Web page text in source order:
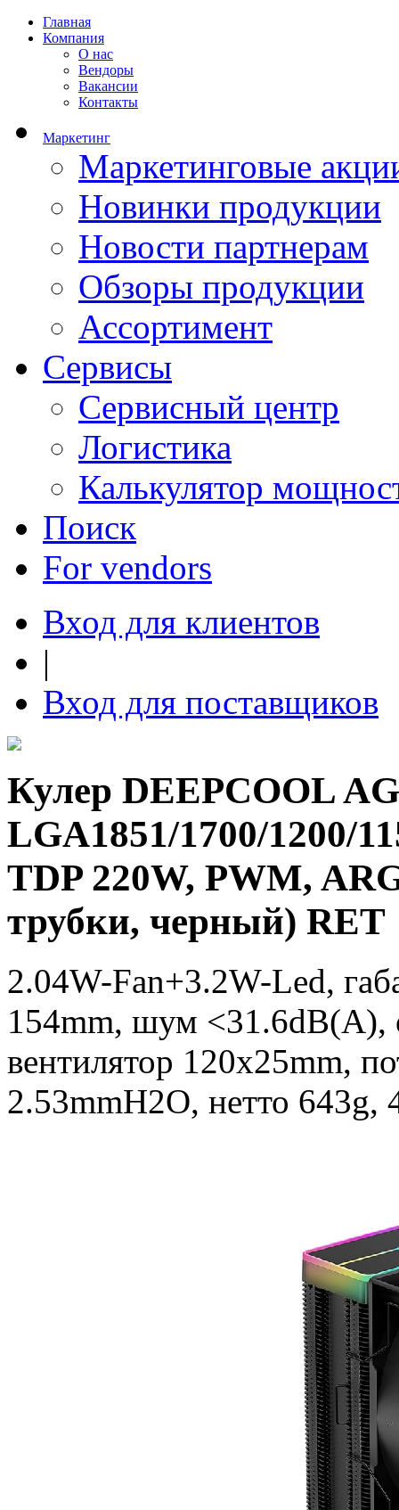
Главная
Компания
О нас
Вендоры
Вакансии
Контакты
Маркетинг
Маркетинговые
Новинки продукции
Новости партнерам
Обзоры продукции
Ассортимент
Сервисы
Сервисный центр
Логистика
Калькулятор
Поиск
For vendors
Вход для клиентов
|
Вход для поставщиков
Кулер DEEPCOOL
LGA1851/1700/1200/
TDP 220W, PWM,
трубки, черный) RET
2.04W-Fan+3.2W-Led,
154mm, шум <31.6dB(A),
вентилятор 120х25mm,
2.53mmH2O, нетто 643g,